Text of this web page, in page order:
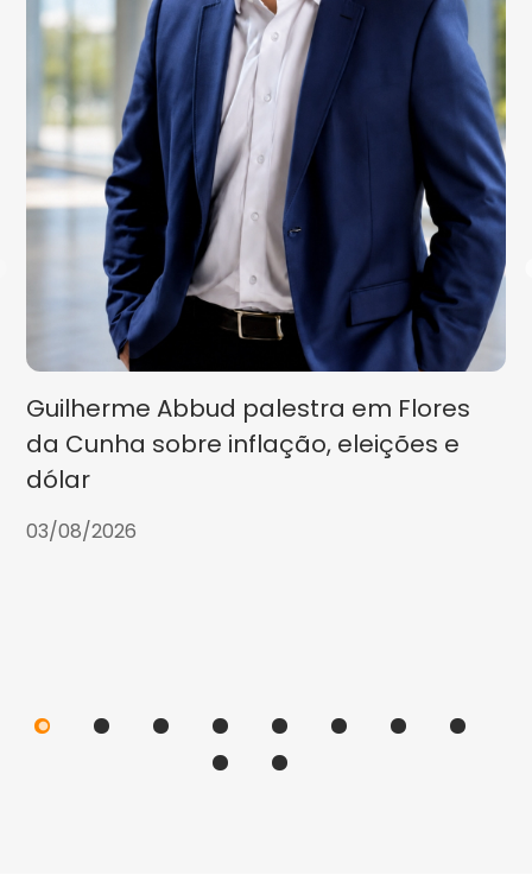
Guilherme Abbud palestra em Flores
da Cunha sobre inflação, eleições e
dólar
03/08/2026